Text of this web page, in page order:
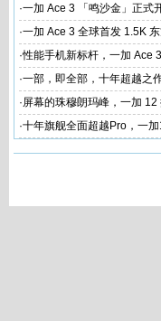
家
·一加 Ace 3 「鸣沙金」正式
验
·一加 Ace 3 全球首发 1.5K
的屏幕
·性能手机新标杆，一加 Ace
·一部，即全部，十年超越之
·屏幕的珠穆朗玛峰，一加
+ 2K 东方屏
·十年旗舰全面超越Pro，一